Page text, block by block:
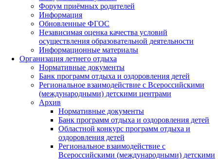
Форум приёмных родителей
Информация
Обновленные ФГОС
Независимая оценка качества условий
осуществления образовательной деятельности
Информационные материалы
Организация летнего отдыха
Нормативные документы
Банк программ отдыха и оздоровления детей
Региональное взаимодействие с Всероссийскими
(международными) детскими центрами
Архив
Нормативные документы
Банк программ отдыха и оздоровления детей
Областной конкурс программ отдыха и
оздоровления детей
Региональное взаимодействие с
Всероссийскими (международными) детскими